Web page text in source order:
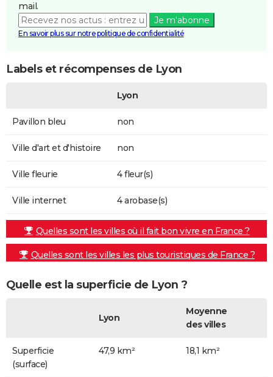
mail.
Je m'abonne
En savoir plus sur notre politique de confidentialité
Labels et récompenses de Lyon
Lyon
Pavillon bleu non
Ville d'art et d'histoire non
Ville fleurie 4 fleur(s)
Ville internet 4 arobase(s)
Quelles sont les villes où il fait bon vivre en France ?
Quelles sont les villes les plus touristiques de France ?
Quelle est la superficie de Lyon ?
Lyon
Moyenne
des villes
Superficie
(surface)
47,9 km² 18,1 km²